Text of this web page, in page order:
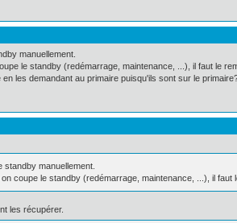
manuellement.
le standby (redémarrage, maintenance, ...), il faut le
les demandant au primaire puisqu'ils sont sur le
manuellement.
coupe le standby (redémarrage, maintenance, ...), il
les récupérer.